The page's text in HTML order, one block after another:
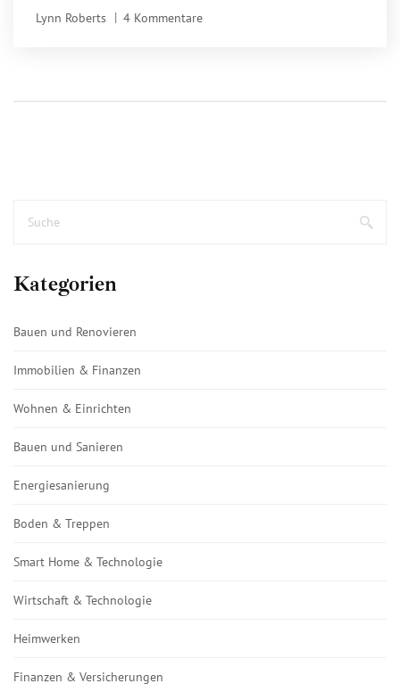
wichtiger wird.
Lynn Roberts 4 Kommentare
Kategorien
Bauen und Renovieren
Immobilien & Finanzen
Wohnen & Einrichten
Bauen und Sanieren
Energiesanierung
Boden & Treppen
Smart Home & Technologie
Wirtschaft & Technologie
Heimwerken
Finanzen & Versicherungen